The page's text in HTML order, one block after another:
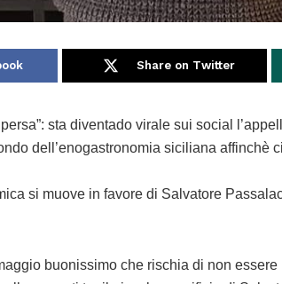
Share on Twitter
sta diventado virale sui social
dell’enogastronomia siciliana affinchè
si muove in favore di Salvatore
buonissimo che rischia di non